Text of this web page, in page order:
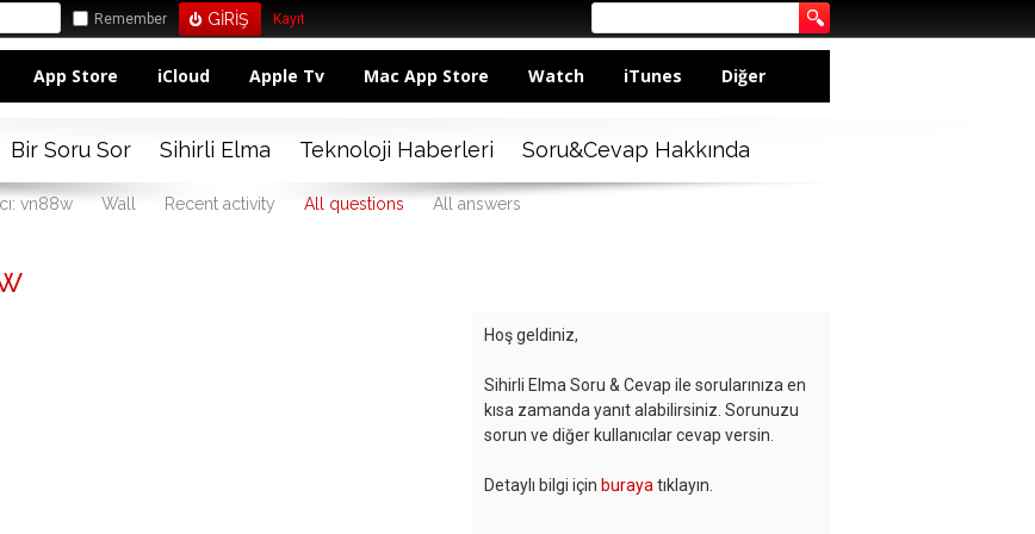
Remember Kayıt
App Store iCloud Apple Tv Mac App Store Watch iTunes Diğer
Bir Soru Sor Sihirli Elma Teknoloji Haberleri Soru&Cevap Hakkında
vn88w Wall Recent activity All questions All answers
Hoş geldiniz,
Sihirli Elma Soru & Cevap ile sorularınıza en
kısa zamanda yanıt alabilirsiniz. Sorunuzu
sorun ve diğer kullanıcılar cevap versin.
Detaylı bilgi için buraya tıklayın.